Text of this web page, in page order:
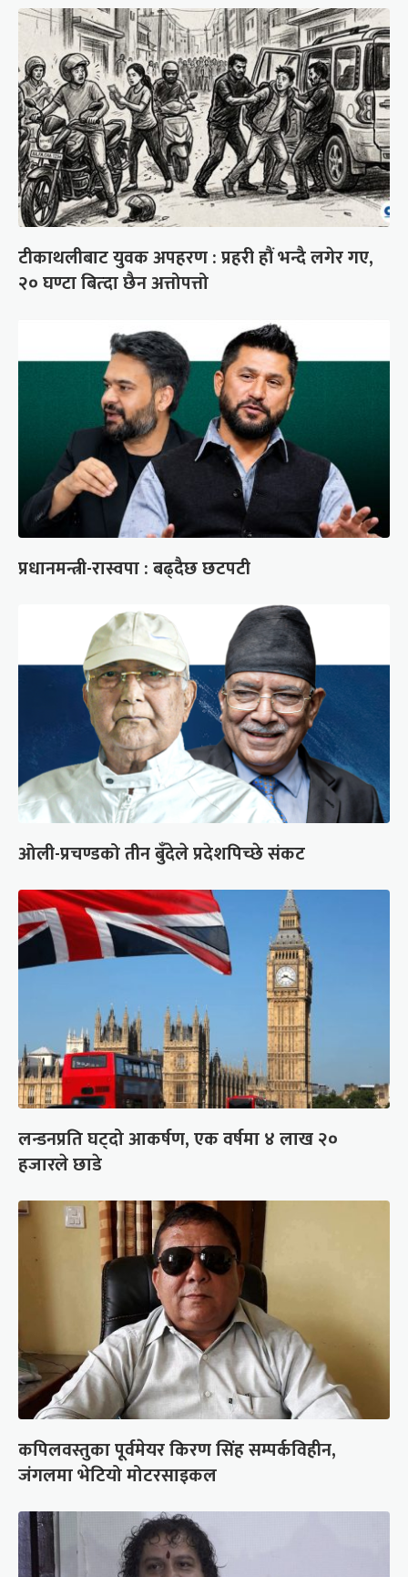
टीकाथलीबाट युवक अपहरण : प्रहरी हौं भन्दै लगेर गए,
२० घण्टा बित्दा छैन अत्तोपत्तो
प्रधानमन्त्री-रास्वपा : बढ्दैछ छटपटी
ओली-प्रचण्डको तीन बुँदेले प्रदेशपिच्छे संकट
लन्डनप्रति घट्दो आकर्षण, एक वर्षमा ४ लाख २०
हजारले छाडे
कपिलवस्तुका पूर्वमेयर किरण सिंह सम्पर्कविहीन,
जंगलमा भेटियो मोटरसाइकल